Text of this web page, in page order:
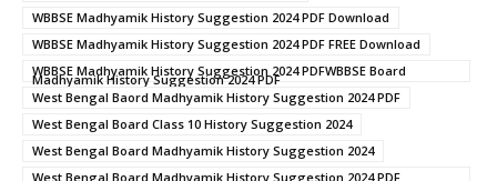
WBBSE Madhyamik History Suggestion 2024 PDF Download
WBBSE Madhyamik History Suggestion 2024 PDF FREE Download
WBBSE Madhyamik History Suggestion 2024 PDFWBBSE Board
Madhyamik History Suggestion 2024 PDF
West Bengal Baord Madhyamik History Suggestion 2024 PDF
West Bengal Board Class 10 History Suggestion 2024
West Bengal Board Madhyamik History Suggestion 2024
West Bengal Board Madhyamik History Suggestion 2024 PDF